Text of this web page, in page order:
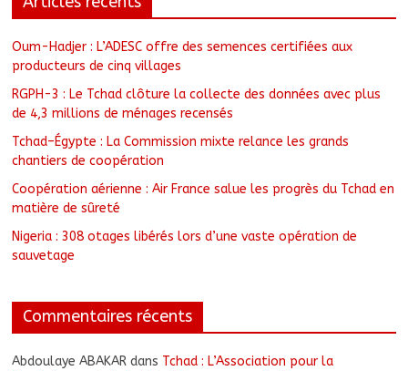
Oum-Hadjer : L’ADESC offre des semences certifiées aux
producteurs de cinq villages
RGPH-3 : Le Tchad clôture la collecte des données avec plus
de 4,3 millions de ménages recensés
Tchad–Égypte : La Commission mixte relance les grands
chantiers de coopération
Coopération aérienne : Air France salue les progrès du Tchad en
matière de sûreté
Nigeria : 308 otages libérés lors d’une vaste opération de
sauvetage
Commentaires récents
Abdoulaye ABAKAR dans Tchad : L’Association pour la